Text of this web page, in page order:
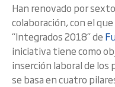
Han renovado por
colaboración, con el que
“Integrados 2018” de
iniciativa tiene como
inserción laboral de los
se basa en cuatro